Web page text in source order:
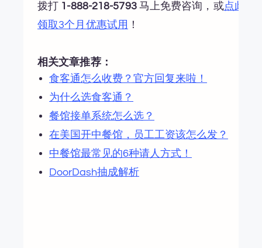
拨打 1-888-218-5793马上免费咨询，或点此
领取3个月优惠试用 ！
相关文章推荐：
食客通怎么收费？官方回复来啦！
为什么选食客通？
餐馆接单系统怎么选？
在美国开中餐馆，员工工资该怎么发？
中餐馆最常见的6种请人方式！
DoorDash抽成解析